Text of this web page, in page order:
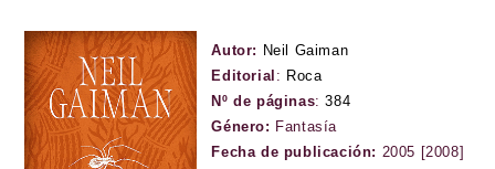
Autor: Neil Gaiman
Editorial : Roca
Nº de páginas: 384
Género: Fantasía
Fecha de publicación: 2005 [2008]